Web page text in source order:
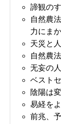
諦観の
自然農
力にま
天災と
自然農
无妄の
ベスト
陰陽は
易経を
前兆、